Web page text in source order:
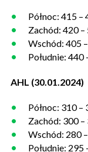
Północ: 415 –
Zachód: 420
Wschód: 405
Południe:
AHL (30.01.2024)
Północ: 310 –
Zachód: 300 –
Wschód: 280
Południe: